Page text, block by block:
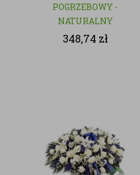
POGRZEBOWY -
NATURALNY
348,74 zł